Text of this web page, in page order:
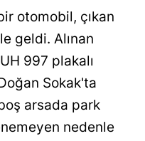
Aydın
Balıkesir
otomobil, çıkan
geldi. Alınan
997 plakalı
Sokak'ta
arsada park
nedenle